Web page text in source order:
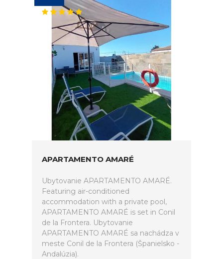
APARTAMENTO AMARÉ
Ubytovanie APARTAMENTO AMARÉ.
Featuring air-conditioned
accommodation with a private pool,
APARTAMENTO AMARÉ is set in Conil
de la Frontera. Ubytovanie
APARTAMENTO AMARÉ sa nachádza v
meste Conil de la Frontera (Španielsko -
Andalúzia).